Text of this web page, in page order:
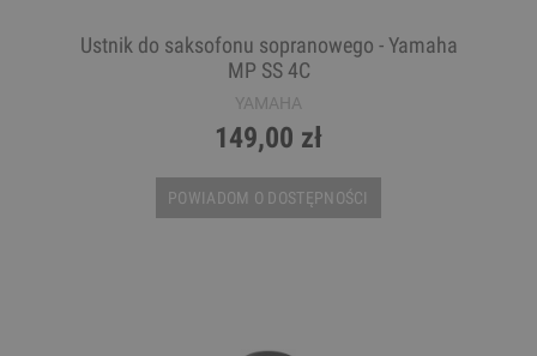
Ustnik do saksofonu sopranowego - Yamaha
MP SS 4C
YAMAHA
149,00 zł
POWIADOM O DOSTĘPNOŚCI